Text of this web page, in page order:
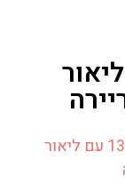
13 עם ליאור
פודקאסט # 13 עם ליאור